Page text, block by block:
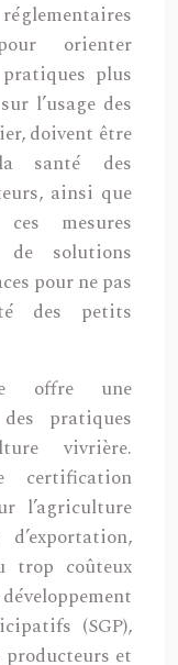
orienter
plus
l’usage des
doivent être
santé des
ainsi que
ces mesures
de solutions
pour ne pas
des petits
offre une
pratiques
vivrière.
certification
l’agriculture
trop coûteux
(SGP),
et